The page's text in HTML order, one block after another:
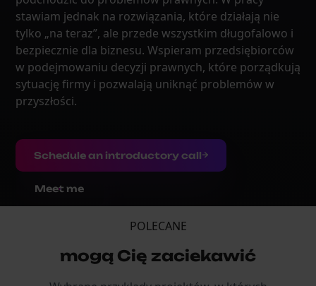
stawiam jednak na rozwiązania, które działają nie
tylko „na teraz”, ale przede wszystkim długofalowo i
bezpiecznie dla biznesu. Wspieram przedsiębiorców
w podejmowaniu decyzji prawnych, które porządkują
sytuację firmy i pozwalają uniknąć problemów w
przyszłości.
Schedule an introductory call
Meet me
POLECANE
mogą Cię zaciekawić